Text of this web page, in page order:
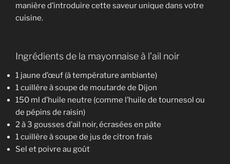
manière d’introduire cette saveur unique dans votre
cuisine.
Ingrédients de la mayonnaise à l’ail noir
1 jaune d’œuf (à température ambiante)
1 cuillère à soupe de moutarde de Dijon
150 ml d’huile neutre (comme l’huile de tournesol ou
de pépins de raisin)
2 à 3 gousses d’ail noir, écrasées en pâte
1 cuillère à soupe de jus de citron frais
Sel et poivre au goût